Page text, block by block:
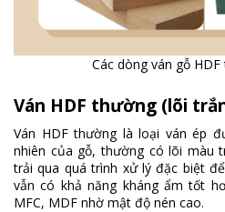
Các dòng ván gỗ
Ván HDF thường (lõi
Ván HDF thường là loại ván ép
nhiên của gỗ, thường có lõi màu
trải qua quá trình xử lý đặc biệt
vẫn có khả năng kháng ẩm tốt
MFC, MDF nhờ mật độ nén cao.